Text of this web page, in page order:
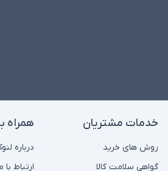
خدمات مشتریان
روش های خرید
گواهی سلامت کالا
همراه
درباره
ارتباط با